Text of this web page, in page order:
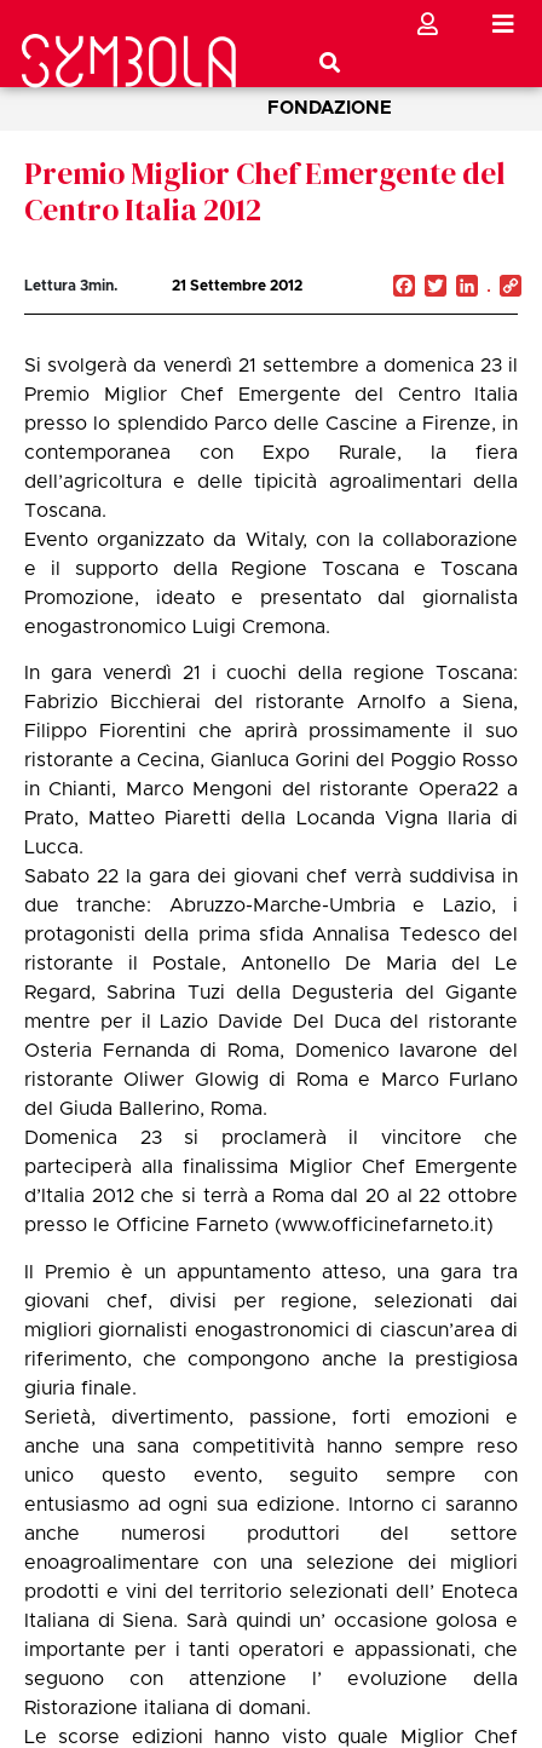
FONDAZIONE
Premio Miglior Chef Emergente del
Centro Italia 2012
Lettura 3min. 21 Settembre 2012 Facebook
Twitter
Si svolgerà da venerdì 21 settembre a domenica 23 il
Premio Miglior Chef Emergente del Centro Italia
presso lo splendido Parco delle Cascine a Firenze, in
contemporanea con Expo Rurale, la fiera
dell’agricoltura e delle tipicità agroalimentari della
Toscana.
Evento organizzato da Witaly, con la collaborazione
e il supporto della Regione Toscana e Toscana
Promozione, ideato e presentato dal giornalista
enogastronomico Luigi Cremona.
In gara venerdì 21 i cuochi della regione Toscana:
Fabrizio Bicchierai del ristorante Arnolfo a Siena,
Filippo Fiorentini che aprirà prossimamente il suo
ristorante a Cecina, Gianluca Gorini del Poggio Rosso
in Chianti, Marco Mengoni del ristorante Opera22 a
Prato, Matteo Piaretti della Locanda Vigna Ilaria di
Lucca.
Sabato 22 la gara dei giovani chef verrà suddivisa in
due tranche: Abruzzo-Marche-Umbria e Lazio, i
protagonisti della prima sfida Annalisa Tedesco del
ristorante il Postale, Antonello De Maria del Le
Regard, Sabrina Tuzi della Degusteria del Gigante
mentre per il Lazio Davide Del Duca del ristorante
Osteria Fernanda di Roma, Domenico Iavarone del
ristorante Oliwer Glowig di Roma e Marco Furlano
del Giuda Ballerino, Roma.
Domenica 23 si proclamerà il vincitore che
parteciperà alla finalissima Miglior Chef Emergente
d’Italia 2012 che si terrà a Roma dal 20 al 22 ottobre
presso le Officine Farneto (www.officinefarneto.it)
Il Premio è un appuntamento atteso, una gara tra
giovani chef, divisi per regione, selezionati dai
migliori giornalisti enogastronomici di ciascun’area di
riferimento, che compongono anche la prestigiosa
giuria finale.
Serietà, divertimento, passione, forti emozioni e
anche una sana competitività hanno sempre reso
unico questo evento, seguito sempre con
entusiasmo ad ogni sua edizione. Intorno ci saranno
anche numerosi produttori del settore
enoagroalimentare con una selezione dei migliori
prodotti e vini del territorio selezionati dell’ Enoteca
Italiana di Siena. Sarà quindi un’ occasione golosa e
importante per i tanti operatori e appassionati, che
seguono con attenzione l’ evoluzione della
Ristorazione italiana di domani.
Le scorse edizioni hanno visto quale Miglior Chef